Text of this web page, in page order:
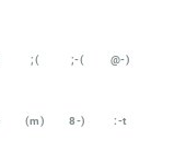
;( ;-( @-)
(m) 8-) :-t